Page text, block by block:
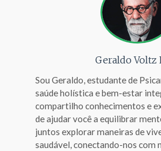
Geraldo Voltz
Sou Geraldo, estudante de
saúde holística e bem-estar
compartilho conhecimentos e
de ajudar você a equilibrar
juntos explorar maneiras de
saudável, conectando-nos com